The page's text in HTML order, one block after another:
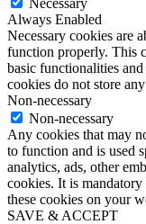
Necessary
Always Enabled
Necessary cookies are
function properly. This
basic functionalities
cookies do not store
Non-necessary
Non-necessary
Any cookies that may
to function and is used
analytics, ads, other
cookies. It is
these cookies on your
SAVE & ACCEPT